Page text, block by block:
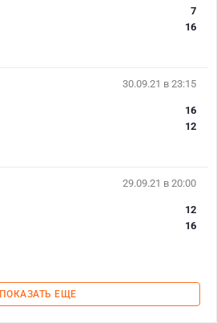
7
16
30.09.21 в 23:15
16
12
29.09.21 в 20:00
12
16
ПОКАЗАТЬ ЕЩЕ